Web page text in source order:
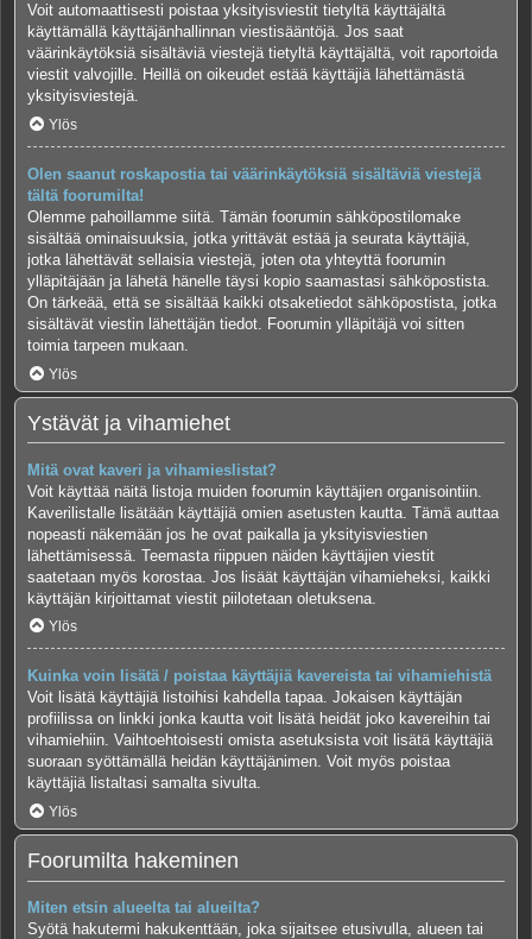
Voit automaattisesti poistaa yksityisviestit tietyltä käyttäjältä
käyttämällä käyttäjänhallinnan viestisääntöjä. Jos saat
väärinkäytöksiä sisältäviä viestejä tietyltä käyttäjältä, voit raportoida
viestit valvojille. Heillä on oikeudet estää käyttäjiä lähettämästä
yksityisviestejä.
Ylös
Olen saanut roskapostia tai väärinkäytöksiä sisältäviä viestejä
tältä foorumilta!
Olemme pahoillamme siitä. Tämän foorumin sähköpostilomake
sisältää ominaisuuksia, jotka yrittävät estää ja seurata käyttäjiä,
jotka lähettävät sellaisia viestejä, joten ota yhteyttä foorumin
ylläpitäjään ja lähetä hänelle täysi kopio saamastasi sähköpostista.
On tärkeää, että se sisältää kaikki otsaketiedot sähköpostista, jotka
sisältävät viestin lähettäjän tiedot. Foorumin ylläpitäjä voi sitten
toimia tarpeen mukaan.
Ylös
Ystävät ja vihamiehet
Mitä ovat kaveri ja vihamieslistat?
Voit käyttää näitä listoja muiden foorumin käyttäjien organisointiin.
Kaverilistalle lisätään käyttäjiä omien asetusten kautta. Tämä auttaa
nopeasti näkemään jos he ovat paikalla ja yksityisviestien
lähettämisessä. Teemasta riippuen näiden käyttäjien viestit
saatetaan myös korostaa. Jos lisäät käyttäjän vihamieheksi, kaikki
käyttäjän kirjoittamat viestit piilotetaan oletuksena.
Ylös
Kuinka voin lisätä / poistaa käyttäjiä kavereista tai vihamiehistä
Voit lisätä käyttäjiä listoihisi kahdella tapaa. Jokaisen käyttäjän
profiilissa on linkki jonka kautta voit lisätä heidät joko kavereihin tai
vihamiehiin. Vaihtoehtoisesti omista asetuksista voit lisätä käyttäjiä
suoraan syöttämällä heidän käyttäjänimen. Voit myös poistaa
käyttäjiä listaltasi samalta sivulta.
Ylös
Foorumilta hakeminen
Miten etsin alueelta tai alueilta?
Syötä hakutermi hakukenttään, joka sijaitsee etusivulla, alueen tai